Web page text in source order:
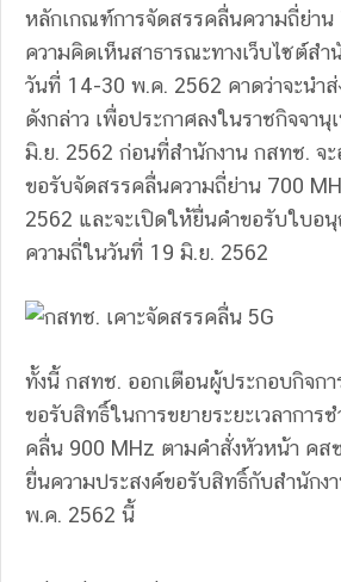
หลักเกณฑ์การจัดสรรคลื่นความถี่ย่า
ความคิดเห็นสาธารณะทางเว็บไซต์ส
วันที่ 14-30 พ.ค. 2562 คาดว่าจะนำ
ดังกล่าว เพื่อประกาศลงในราชกิจจา
มิ.ย. 2562 ก่อนที่สำนักงาน กสทช. จะ
ขอรับจัดสรรคลื่นความถี่ย่าน 700
2562 และจะเปิดให้ยื่นคำขอรับใบอ
ความถี่ในวันที่ 19 มิ.ย. 2562
ทั้งนี้ กสทช. ออกเตือนผู้ประกอบกิจก
ขอรับสิทธิ์ในการขยายระยะเวลาการ
คลื่น 900 MHz ตามคำสั่งหัวหน้า คส
ยื่นความประสงค์ขอรับสิทธิ์กับสำนักง
พ.ค. 2562 นี้